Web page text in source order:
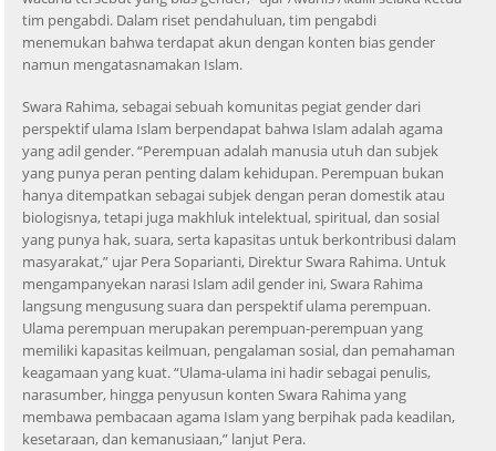
tim pengabdi. Dalam riset pendahuluan, tim pengabdi
menemukan bahwa terdapat akun dengan konten bias gender
namun mengatasnamakan Islam.
Swara Rahima, sebagai sebuah komunitas pegiat gender dari
perspektif ulama Islam berpendapat bahwa Islam adalah agama
yang adil gender. “Perempuan adalah manusia utuh dan subjek
yang punya peran penting dalam kehidupan. Perempuan bukan
hanya ditempatkan sebagai subjek dengan peran domestik atau
biologisnya, tetapi juga makhluk intelektual, spiritual, dan sosial
yang punya hak, suara, serta kapasitas untuk berkontribusi dalam
masyarakat,” ujar Pera Soparianti, Direktur Swara Rahima. Untuk
mengampanyekan narasi Islam adil gender ini, Swara Rahima
langsung mengusung suara dan perspektif ulama perempuan.
Ulama perempuan merupakan perempuan-perempuan yang
memiliki kapasitas keilmuan, pengalaman sosial, dan pemahaman
keagamaan yang kuat. “Ulama-ulama ini hadir sebagai penulis,
narasumber, hingga penyusun konten Swara Rahima yang
membawa pembacaan agama Islam yang berpihak pada keadilan,
kesetaraan, dan kemanusiaan,” lanjut Pera.